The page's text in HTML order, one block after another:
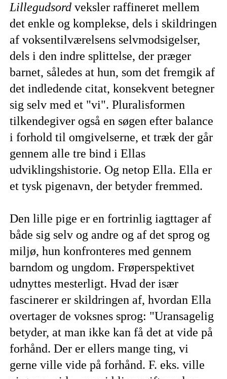
Lillegudsord veksler raffineret mellem
det enkle og komplekse, dels i skildringen
af voksentilværelsens selvmodsigelser,
dels i den indre splittelse, der præger
barnet, således at hun, som det fremgik af
det indledende citat, konsekvent betegner
sig selv med et "vi". Pluralisformen
tilkendegiver også en søgen efter balance
i forhold til omgivelserne, et træk der går
gennem alle tre bind i Ellas
udviklingshistorie. Og netop Ella. Ella er
et tysk pigenavn, der betyder fremmed.
Den lille pige er en fortrinlig iagttager af
både sig selv og andre og af det sprog og
miljø, hun konfronteres med gennem
barndom og ungdom. Frøperspektivet
udnyttes mesterligt. Hvad der især
fascinerer er skildringen af, hvordan Ella
overtager de voksnes sprog: "Uransagelig
betyder, at man ikke kan få det at vide på
forhånd. Der er ellers mange ting, vi
gerne ville vide på forhånd. F. eks. ville